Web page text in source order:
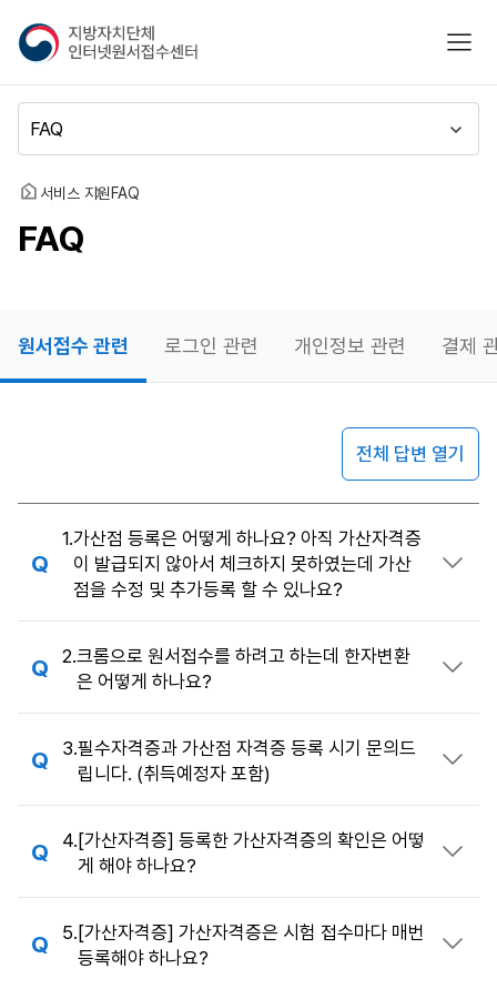
지
방
자
치
단
체
인
넷
수
센
터
모바
뉴
동
홈 서비스 지원FAQ
FAQ
원서접수 관련 로그인 관련 개인정보 관련 결제
FAQ
전체 답변 열기
1.가산점 등록은 어떻게 하나요? 아직 가산자격증
이 발급되지 않아서 체크하지 못하였는데 가산
점을 수정 및 추가등록 할 수 있나요?
답변 열기
2.크롬으로 원서접수를 하려고 하는데 한자변환
은 어떻게 하나요?
3.필수자격증과 가산점 자격증 등록 시기 문의드
립니다. (취득예정자 포함)답변 열기
4. [가산자격증] 등록한 가산자격증의 확인은 어떻
게 해야 하나요?
5. [가산자격증] 가산자격증은 시험 접수마다 매번
등록해야 하나요?